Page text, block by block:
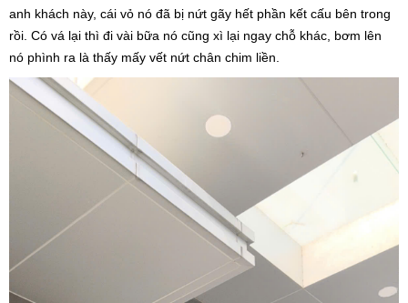
anh khách này, cái vỏ nó đã bị nứt gãy hết phần kết cấu bên trong
rồi. Có vá lại thì đi vài bữa nó cũng xì lại ngay chỗ khác, bơm lên
nó phình ra là thấy mấy vết nứt chân chim liền.